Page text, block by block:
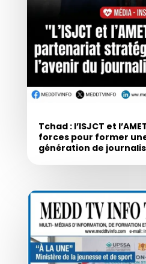
Tchad : l’ISJCT et
forces pour former
génération de